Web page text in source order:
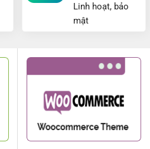
Linh hoạt, bảo
mật